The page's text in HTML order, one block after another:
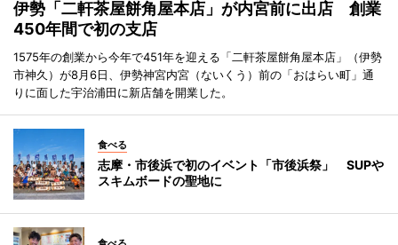
伊勢「二軒茶屋餅角屋本店」が内宮前に出店 創業
450年間で初の支店
1575年の創業から今年で451年を迎える「二軒茶屋餅角屋本店」（伊勢
市神久）が8月6日、伊勢神宮内宮（ないくう）前の「おはらい町」通
りに面した宇治浦田に新店舗を開業した。
食べる
志摩・市後浜で初のイベント「市後浜祭」 SUPや
スキムボードの聖地に